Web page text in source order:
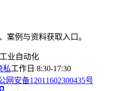
案例与资料获取入口。
业自动化
私工作日 8:30-17:30
网安备12011602300435号